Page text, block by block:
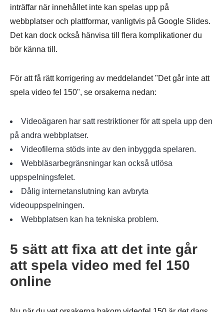
inträffar när innehållet inte kan spelas upp på
webbplatser och plattformar, vanligtvis på Google Slides.
Det kan dock också hänvisa till flera komplikationer du
bör känna till.
För att få rätt korrigering av meddelandet "Det går inte att
spela video fel 150", se orsakerna nedan:
Videoägaren har satt restriktioner för att spela upp den
på andra webbplatser.
Videofilerna stöds inte av den inbyggda spelaren.
Webbläsarbegränsningar kan också utlösa
uppspelningsfelet.
Dålig internetanslutning kan avbryta
videouppspelningen.
Webbplatsen kan ha tekniska problem.
5 sätt att fixa att det inte går
att spela video med fel 150
online